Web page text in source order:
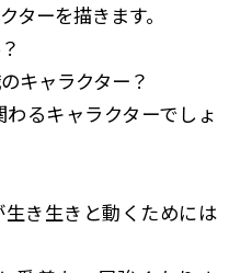
ターを描きます。
キャラクター？
るキャラクターでしょ
き生きと動くためには